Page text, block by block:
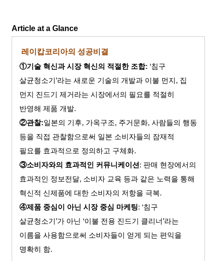
Article at a Glance
레이캅코리아의 성공비결
①기술 혁신과 시장 혁신의 적절한 조합: ‘침구
살균청소기’라는 새로운 기술의 개발과 이불 먼지 , 집
먼지 진드기 제거라는 시장에서의 필요를 적절히
반영해 제품 개발.
②관찰:일본의 기후, 가옥구조, 주거문화,사람들의 행동
등을 직접 관찰함으로써 일본 소비자들의 잠재적
필요를 효과적으로 정의하고 구체화.
③소비자와의 효과적인 커뮤니케이션 : 판매 현장에서의
효과적인 정보전달, 소비자 교육 등과 같은 노력을 통해
혁신적 신제품에 대한 소비자의 저항을 극복.
④제품 중심이 아닌 시장 중심 마케팅: ‘침구
살균청소기 ’가 아닌 ‘이불 전용 진드기 클리너 ’라는
이름을 사용함으로써 소비자들이 얻게 되는 편익을
명확히 함.